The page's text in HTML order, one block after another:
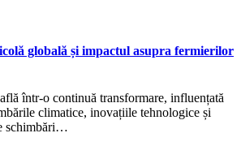
globală și impactul asupra fermierilor
într-o continuă transformare, influențată
climatice, inovațiile tehnologice și
schimbări…